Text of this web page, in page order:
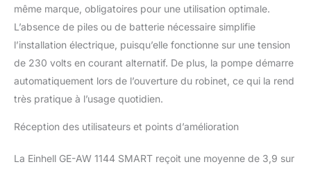
et impuretés. Raccords –
Pompe équipée d’un
raccord de pression 33
mm (filet. int. 1") et d’un
raccord d’aspiration 42
mm (filet. ext. 1 1/4"), et
vendue avec un
de 33,3 mm (filet. ext.
même marque, obligatoires pour une utilisation optimale.
L’absence de piles ou de batterie nécessaire simplifie
l’installation électrique, puisqu’elle fonctionne sur une tension
de 230 volts en courant alternatif. De plus, la pompe démarre
automatiquement lors de l’ouverture du robinet, ce qui la rend
très pratique à l’usage quotidien.
Réception des utilisateurs et points d’amélioration
La Einhell GE-AW 1144 SMART reçoit une moyenne de 3,9 sur